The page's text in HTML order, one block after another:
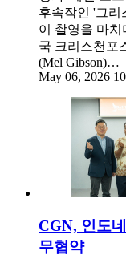
후속작인 '그리
이 촬영을 마치
국 크리스천포
(Mel Gibson)…
May 06, 2026
CGN, 인도
무협약